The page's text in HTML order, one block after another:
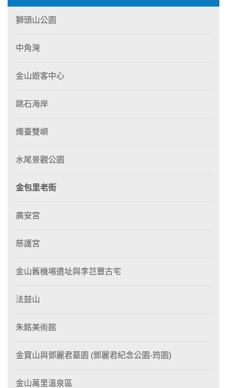
獅頭山公園
中角灣
金山遊客中心
跳石海岸
燭臺雙嶼
水尾景觀公園
金包里老街
廣安宮
慈護宮
金山舊機場遺址與李芑豐古宅
法鼓山
朱銘美術館
金寶山與鄧麗君墓園 (鄧麗君紀念公園-筠園)
金山萬里溫泉區